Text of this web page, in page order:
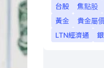
台股
焦點股
黃金
貴金屬
LTN經濟通